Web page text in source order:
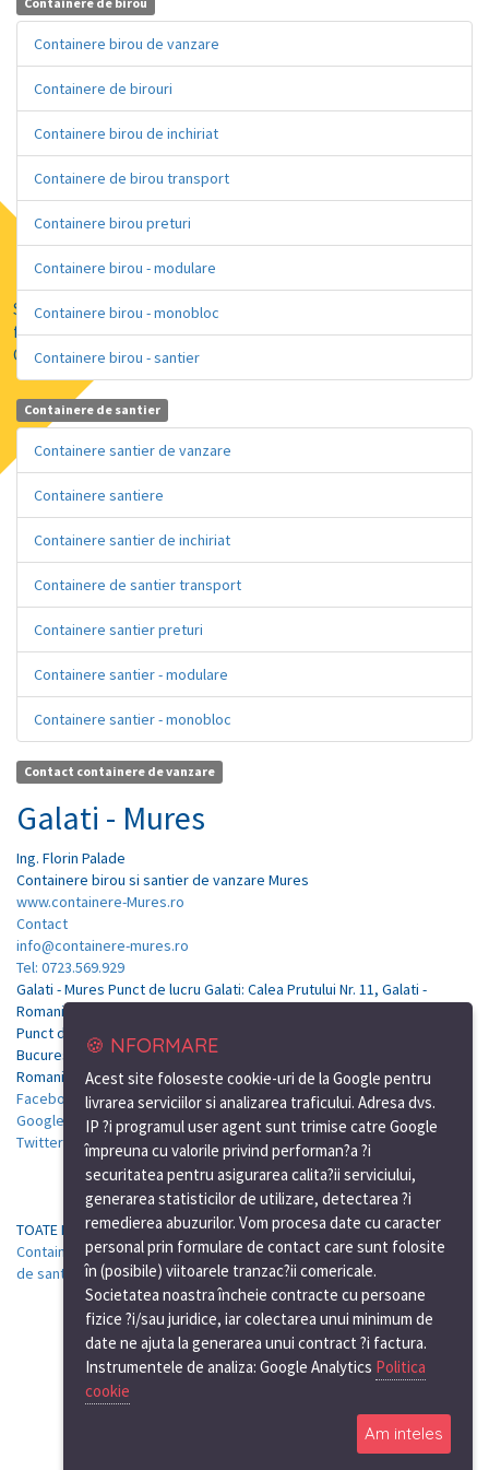
Solutii de
finatare prin
GRENKE
Containere birou de vanzare
Containere de birouri
Containere birou de inchiriat
Containere de birou transport
Containere birou preturi
Containere birou - modulare
Containere birou - monobloc
Containere birou - santier
Containere de santier
Containere santier de vanzare
Containere santiere
Containere santier de inchiriat
Containere de santier transport
Containere santier preturi
Containere santier - modulare
Containere santier - monobloc
Contact containere de vanzare
Galati - Mures
Ing. Florin Palade
Containere birou si santier de vanzare Mures
www.containere-Mures.ro
Contact
info@containere-mures.ro
Tel: 0723.569.929
Galati - Mures Punct de lucru Galati: Calea Prutului Nr. 11, Galati -
Romania
Punct de lucru Bucuresti: Soseaua de centura, nr.12, km.7, Tunari-
Bucuresti
Romania
Facebook
Google Plus
Twitter
TOATE PRETURILE AU CARACTER INFORMATIV
Containere de vanzare Mures|Containere de birou Mures |Containere
de santier Mures
🍪 NFORMARE
Acest site foloseste cookie-uri de la Google pentru
livrarea serviciilor si analizarea traficului. Adresa dvs.
IP ?i programul user agent sunt trimise catre Google
împreuna cu valorile privind performan?a ?i
securitatea pentru asigurarea calita?ii serviciului,
generarea statisticilor de utilizare, detectarea ?i
remedierea abuzurilor. Vom procesa date cu caracter
personal prin formulare de contact care sunt folosite
în (posibile) viitoarele tranzac?ii comericale.
Societatea noastra încheie contracte cu persoane
fizice ?i/sau juridice, iar colectarea unui minimum de
date ne ajuta la generarea unui contract ?i factura.
Instrumentele de analiza: Google Analytics Politica
cookie
Am inteles